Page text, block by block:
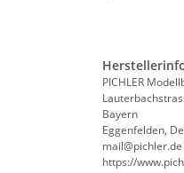
PICHLER
Bayern
Eggenfelden,
mail@pichler.de
https://